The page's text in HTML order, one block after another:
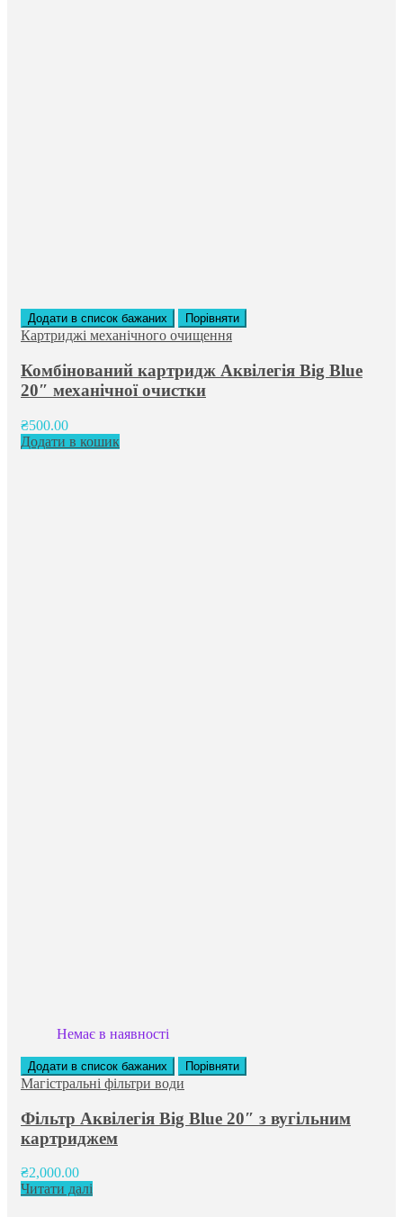
Додати в список бажаних Порівняти
Картриджі механічного очищення
Комбінований картридж Аквілегія Big Blue
20″ механічної очистки
₴500.00
Додати в кошик
Немає в наявності
Додати в список бажаних Порівняти
Магістральні фільтри води
Фільтр Аквілегія Big Blue 20″ з вугільним
картриджем
₴2,000.00
Читати далі